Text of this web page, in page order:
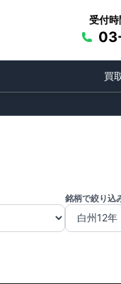
受付
買
銘柄で絞り込